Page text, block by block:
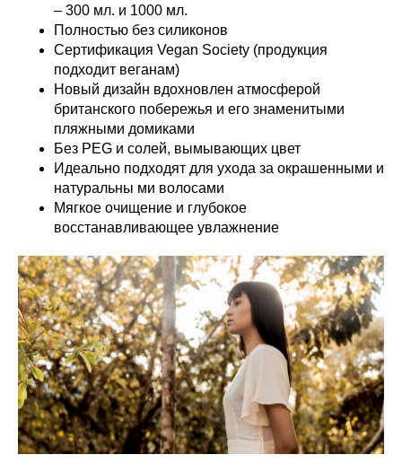
– 300 мл. и 1000 мл.
Полностью без силиконов
Сертификация Vegan Society (продукция
подходит веганам)
Новый дизайн вдохновлен атмосферой
британского побережья и его знаменитыми
пляжными домиками
Без PEG и солей, вымывающих цвет
Идеально подходят для ухода за окрашенными и
натуральны ми волосами
Мягкое очищение и глубокое
восстанавливающее увлажнение